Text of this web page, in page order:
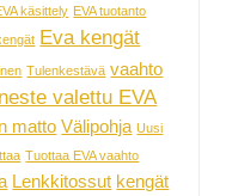
käsittely EVA tuotanto
Eva kengät
Tulenkestävä vaahto
valettu EVA
matto Välipohja Uusi
Tuottaa EVA vaahto
Lenkkitossut kengät